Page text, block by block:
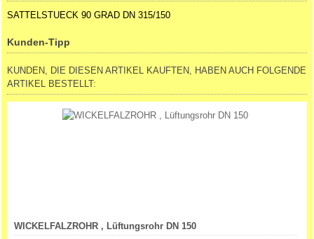
SATTELSTUECK 90 GRAD DN 315/150
Kunden-Tipp
KUNDEN, DIE DIESEN ARTIKEL KAUFTEN, HABEN AUCH FOLGENDE
ARTIKEL BESTELLT:
WICKELFALZROHR , Lüftungsrohr DN 150